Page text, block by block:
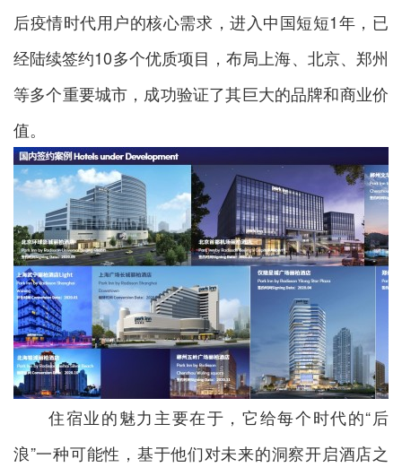
后疫情时代用户的核心需求，进入中国短短1年，已
经陆续签约10多个优质项目，布局上海、北京、郑州
等多个重要城市，成功验证了其巨大的品牌和商业价
值。
住宿业的魅力主要在于，它给每个时代的“后
浪”一种可能性，基于他们对未来的洞察开启酒店之